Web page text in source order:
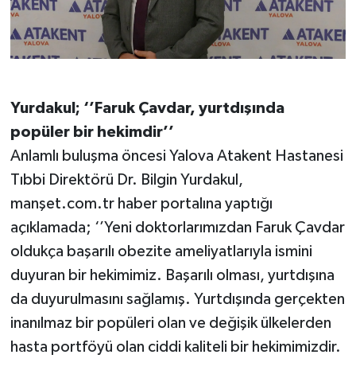
Yurdakul; ‘’Faruk Çavdar, yurtdışında
popüler bir hekimdir’’
Anlamlı buluşma öncesi Yalova Atakent Hastanesi
Tıbbi Direktörü Dr. Bilgin Yurdakul,
manşet.com.tr haber portalına yaptığı
açıklamada; ‘’Yeni doktorlarımızdan Faruk Çavdar
oldukça başarılı obezite ameliyatlarıyla ismini
duyuran bir hekimimiz. Başarılı olması, yurtdışına
da duyurulmasını sağlamış. Yurtdışında gerçekten
inanılmaz bir popüleri olan ve değişik ülkelerden
hasta portföyü olan ciddi kaliteli bir hekimimizdir.